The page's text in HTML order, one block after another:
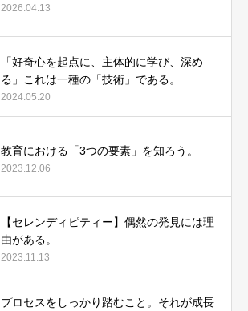
2026.04.13
「好奇心を起点に、主体的に学び、深め
る」これは一種の「技術」である。
2024.05.20
教育における「3つの要素」を知ろう。
2023.12.06
【セレンディピティー】偶然の発見には理
由がある。
2023.11.13
プロセスをしっかり踏むこと。それが成長